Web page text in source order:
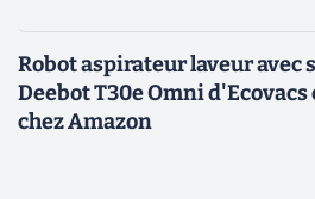
Robot aspirateur laveur avec
Deebot T30e Omni d'Ecovacs
chez Amazon